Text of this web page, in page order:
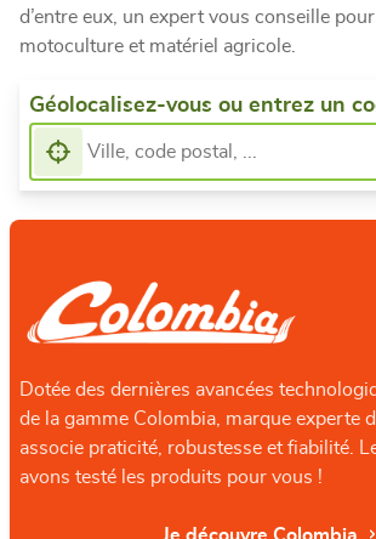
d’entre eux, un expert vous conseille
motoculture et matériel agricole.
Géolocalisez-vous ou entrez un
Dotée des dernières avancées
de la gamme Colombia, marque experte
associe praticité, robustesse et fiabilité.
avons testé les produits pour vous !